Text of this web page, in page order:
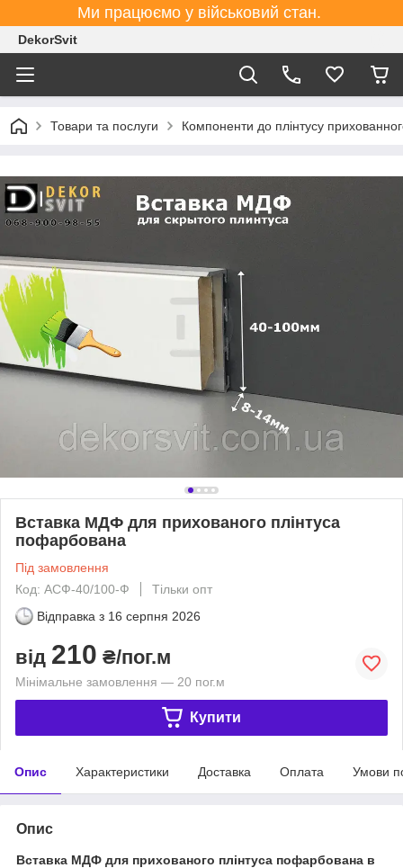
Ми працюємо у військовий стан.
DekorSvit
Товари та послуги Компоненти до плінтусу
Вставка МДФ для прихованого плінтуса
пофарбована
Під замовлення
Код: АСФ-40/100-Ф
Тільки опт
Відправка з 16 серпня 2026
від 210 ₴/пог.м
Мінімальне замовлення — 20 пог.м
Купити
Опис Характеристики Доставка Оплата Умови
Опис
Вставка МДФ для прихованого плінтуса пофарбована в